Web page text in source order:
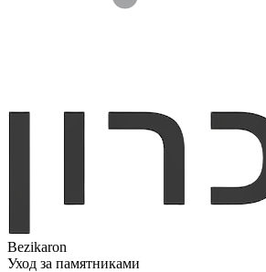
Bezikaron
Уход за памятниками